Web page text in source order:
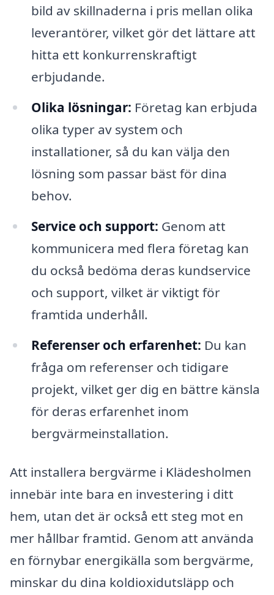
bild av skillnaderna i pris mellan olika
leverantörer, vilket gör det lättare att
hitta ett konkurrenskraftigt
erbjudande.
Olika lösningar: Företag kan erbjuda
olika typer av system och
installationer, så du kan välja den
lösning som passar bäst för dina
behov.
Service och support: Genom att
kommunicera med flera företag kan
du också bedöma deras kundservice
och support, vilket är viktigt för
framtida underhåll.
Referenser och erfarenhet: Du kan
fråga om referenser och tidigare
projekt, vilket ger dig en bättre känsla
för deras erfarenhet inom
bergvärmeinstallation.
Att installera bergvärme i Klädesholmen
innebär inte bara en investering i ditt
hem, utan det är också ett steg mot en
mer hållbar framtid. Genom att använda
en förnybar energikälla som bergvärme,
minskar du dina koldioxidutsläpp och